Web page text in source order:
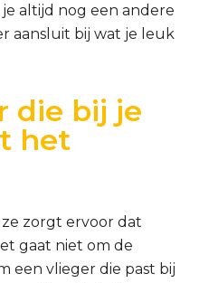
altijd nog een andere
aansluit bij wat je leuk
die bij je
het
zorgt ervoor dat
gaat niet om de
een vlieger die past bij